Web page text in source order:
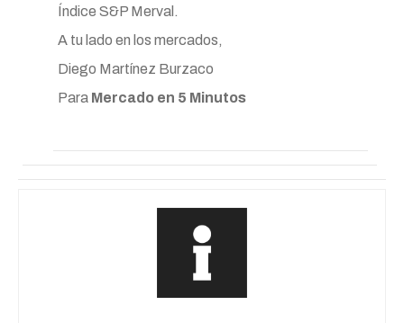
Índice S&P Merval.
A tu lado en los mercados,
Diego Martínez Burzaco
Para Mercado en 5 Minutos